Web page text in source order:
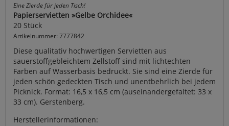
Eine Zierde für jeden Tisch!
Papierservietten »Gelbe Orchidee«
20 Stück
Artikelnummer: 7777842
Diese qualitativ hochwertigen Servietten aus
sauerstoffgebleichtem Zellstoff sind mit lichtechten
Farben auf Wasserbasis bedruckt. Sie sind eine Zierde für
jeden schön gedeckten Tisch und unentbehrlich bei jedem
Picknick. Format: 16,5 x 16,5 cm (auseinandergefaltet: 33 x
33 cm). Gerstenberg.
Herstellerinformationen: